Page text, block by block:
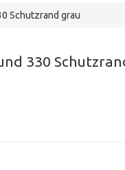
Schutzrand grau
330